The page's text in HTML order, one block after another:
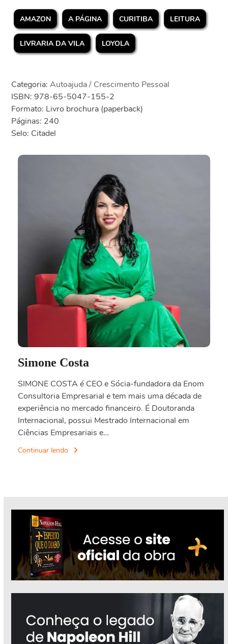
AMAZON A PÁGINA CURITIBA LEITURA
LIVRARIA DA VILA LOYOLA
Categoria: Autoajuda / Crescimento Pessoal
ISBN: 978-65-5047-155-2
Formato: Livro brochura (paperback)
Páginas: 240
Selo: Citadel
Simone Costa
SIMONE COSTA é CEO e Sócia-fundadora da Enom
Consultoria Empresarial e tem mais uma década de
experiência no mercado financeiro. É Doutoranda
Internacional, possui Mestrado Internacional em
Ciências Empresariais e…
Continuar lendo